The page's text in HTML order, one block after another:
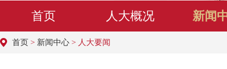
首页 人大概况 新闻
首页 > 新闻中心 > 人大要闻